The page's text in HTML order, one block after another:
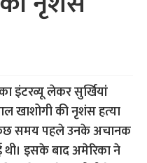
इंटरव्यू लेकर सुर्खियां
खाशोगी की नृशंस हत्‍या
कुछ समय पहले उनके अचानक
इसके बाद अमेरिका ने